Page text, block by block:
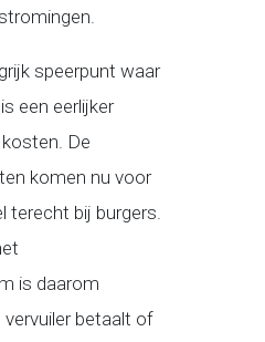
speerpunt waar
een eerlijker
De
komen nu voor
terecht bij burgers.
is daarom
vervuiler betaalt of